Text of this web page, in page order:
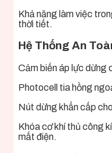
Khả năng làm việc
thời tiết.
Hệ Thống An
Cảm biến áp lực dừng
Photocell tia hồng
Nút dừng khẩn cấp
Khóa cơ khí thủ công
mất điện.